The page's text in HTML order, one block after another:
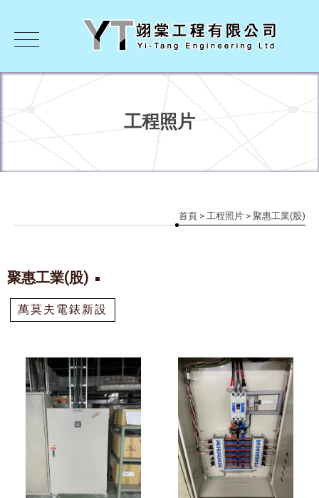
工程照片
首頁 >工程照片 > 聚惠工業(股)
聚惠工業(股)
萬莫夫電錶新設